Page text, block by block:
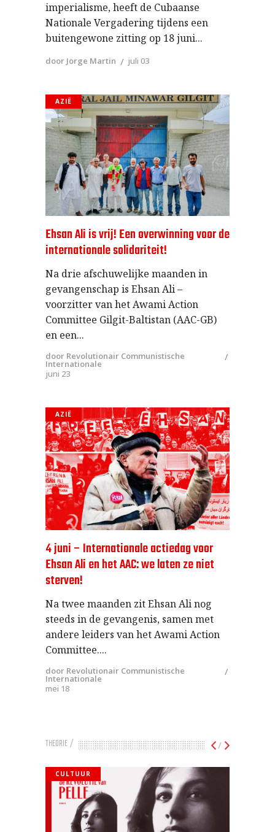
imperialisme, heeft de Cubaanse
Nationale Vergadering tijdens een
buitengewone zitting op 18 juni
door Jorge Martin juli 03
AZIË
Ehsan Ali is vrij! Een overwinning voor de
internationale solidariteit!
Na drie afschuwelijke maanden in
gevangenschap is Ehsan Ali –
voorzitter van het Awami Action
Committee Gilgit-Baltistan (AAC-GB)
en een
door Revolutionair Communistische
Internationale
juni 23
AZIË
4 juni – Internationale actiedag voor
Ehsan Ali en het AAC: we laten ze niet
sterven!
Na twee maanden zit Ehsan Ali nog
steeds in de gevangenis, samen met
andere leiders van het Awami Action
Committee.
door Revolutionair Communistische
Internationale
mei 18
THEORIE
CULTUUR
/